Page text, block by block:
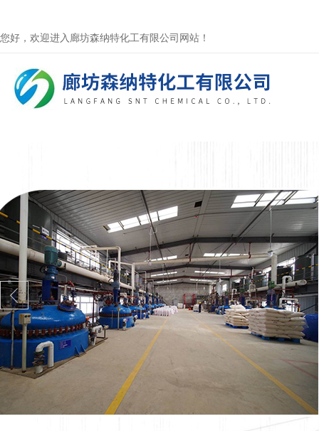
您好，欢迎进入廊坊森纳特化工有限公司网站！